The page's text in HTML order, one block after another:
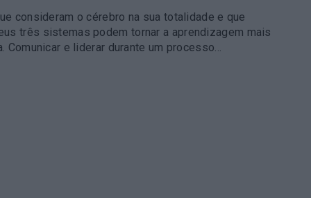
consideram o cérebro na sua totalidade e que
três sistemas podem tornar a aprendizagem mais
Comunicar e liderar durante um processo…